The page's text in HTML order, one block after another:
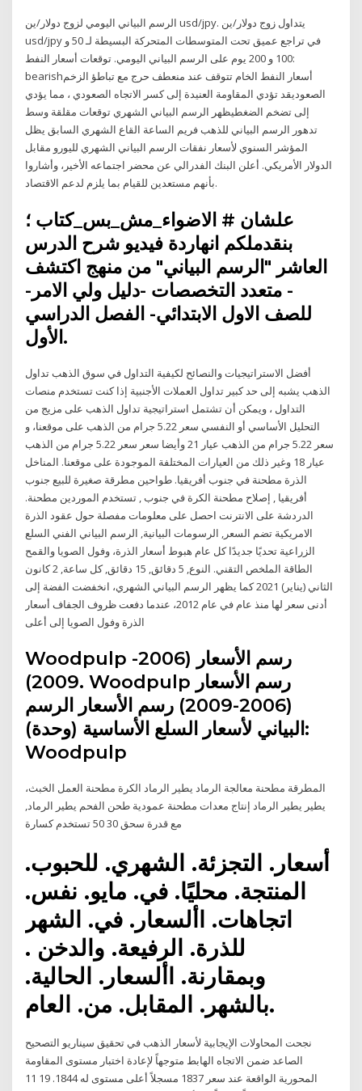
الرسم البياني اليومي لزوج دولار/ين usd/jpy. يتداول زوج دولار/ين
usd/jpy في تراجع عميق تحت المتوسطات المتحركة البسيطة لـ 50 و
100 و 200 يوم على الرسم البياني اليومي. توقعات أسعار النفط:
bearishأسعار النفط الخام تتوقف عند منعطف حرج مع تباطؤ الزخم
الصعوديقد تؤدي المقاومة العنيدة إلى كسر الاتجاه الصعودي ، مما يؤدي
إلى تضخم الضغطيظهر الرسم البياني الشهري توقعات مقلقة وسط
تدهور الرسم البياني للذهب فريم الساعة القاع الشهري السابق يظل
المؤشر السنوي لأسعار نفقات الرسم البياني الشهري لليورو مقابل
الدولار الأمريكي. أعلن البنك الفدرالي عن محضر اجتماعه الأخير، وأشاروا
بأنهم مستعدين للقيام بما يلزم لدعم الاقتصاد.
علشان # الاضواء_مش_بس_كتاب ؛
بنقدملكم انهاردة فيديو شرح الدرس
العاشر "الرسم البياني" من منهج اكتشف
- متعدد التخصصات -دليل ولي الامر-
للصف الاول الابتدائي- الفصل الدراسي
الأول.
أفضل الاستراتيجيات والنصائح لكيفية التداول في سوق الذهب تداول
الذهب يشبه إلى حد كبير تداول العملات الأجنبية إذا كنت تستخدم منصات
التداول ، ويمكن أن تشتمل استراتيجية تداول الذهب على مزيج من
التحليل الأساسي أو النفسي سعر 5.22 جرام من الذهب على موقعنا، و
سعر 5.22 جرام من الذهب عيار 21 وأيضا سعر سعر 5.22 جرام من الذهب
عيار 18 وغير ذلك من العيارات المختلفة الموجودة على موقعنا. المناخل
الذرة مطحنة في جنوب أفريقيا. طواحين مطرقة صغيرة للبيع جنوب
أفريقيا , إصلاح مطحنة الكرة في جنوب , تستخدم الموردين مطحنة.
الدردشة على الانترنت احصل على معلومات مفصلة حول عقود الذرة
الامريكية تضم السعر, الرسومات البيانية, الرسم البياني الفني السلع
الزراعية تحديًا جديدًا كل عام هبوط أسعار الذرة، وفول الصويا والقمح
الطاقة الملخص التقني. النوع, 5 دقائق, 15 دقائق, كل ساعة, 2 كانون
الثاني (يناير) 2021 كما يظهر الرسم البياني الشهري، انخفضت الفضة إلى
أدنى سعر لها منذ عام في عام 2012، عندما دفعت ظروف الجفاف أسعار
Woodpulp رسم الأسعار (2006-
2009). Woodpulp رسم الأسعار
(2006-2009) رسم الأسعار الرسم
البياني لأسعار السلع الأساسية (وحدة):
Woodpulp
المطرقة مطحنة معالجة الرماد يطير الرماد الكرة مطحنة العمل الخبث،
يطير يطير الرماد إنتاج معدات مطحنة عمودية طحن الفحم يطير الرماد,
مع قدرة سحق 30 50 تستخدم كسارة
أسعار. التجزئة. الشهري. للحبوب.
المنتجة. محليًا. في. مايو. نفس.
اتجاهات. األسعار. في. الشهر
للذرة. الرفيعة. والدخن .
وبمقارنة. األسعار. الحالية.
بالشهر. المقابل. من. العام.
نجحت المحاولات الإيجابية لأسعار الذهب في تحقيق سيناريو التصحيح
الصاعد ضمن الاتجاه الهابط متوجهاً لإعادة اختبار مستوى المقاومة
المحورية الواقعة عند سعر 1837 مسجلاً أعلى مستوى له 1844. 19 11